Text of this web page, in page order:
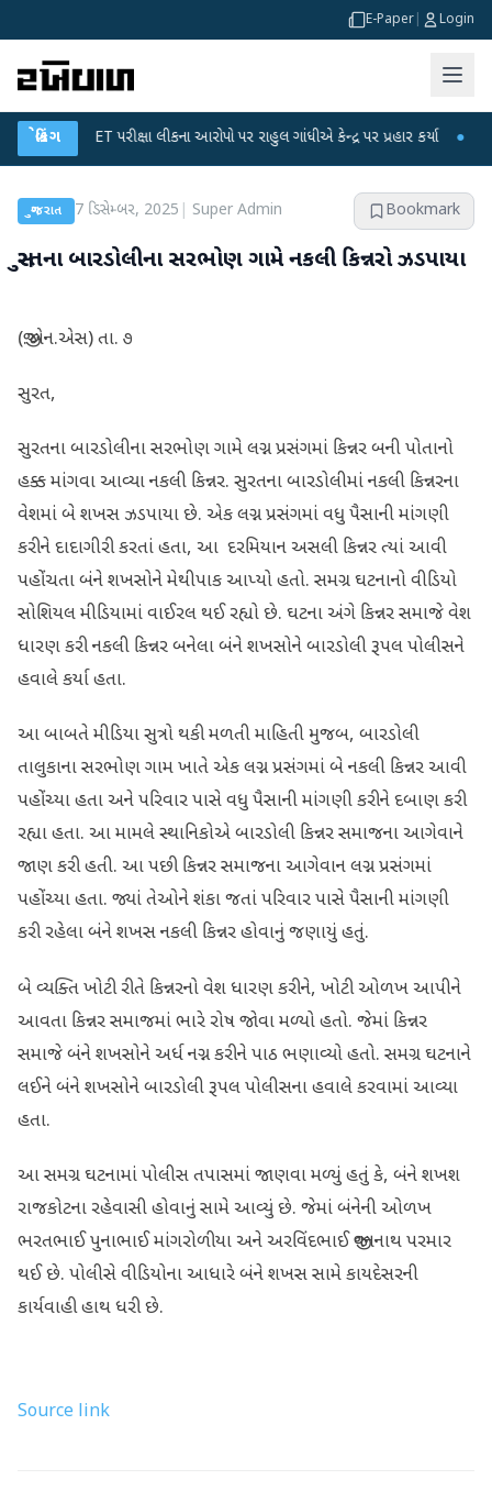
E-Paper Login
બ્રેકિંગ
NET પરીક્ષા લીકના આરોપો પર રાહુલ ગાંધીએ કેન્દ્ર પર પ્રહાર કર્યા ●
ગુજરાત 7 ડિસેમ્બર, 2025 Super Admin Bookmark
સુરતના બારડોલીના સરભોણ ગામે નકલી કિન્નરો ઝડપાયા
(જી.એન.એસ) તા. ૭
સુરત,
સુરતના બારડોલીના સરભોણ ગામે લગ્ન પ્રસંગમાં કિન્નર બની પોતાનો
હક્ક માંગવા આવ્યા નકલી કિન્નર. સુરતના બારડોલીમાં નકલી કિન્નરના
વેશમાં બે શખસ ઝડપાયા છે. એક લગ્ન પ્રસંગમાં વધુ પૈસાની માંગણી
કરીને દાદાગીરી કરતાં હતા, આ દરમિયાન અસલી કિન્નર ત્યાં આવી
પહોંચતા બંને શખસોને મેથીપાક આપ્યો હતો. સમગ્ર ઘટનાનો વીડિયો
સોશિયલ મીડિયામાં વાઈરલ થઈ રહ્યો છે. ઘટના અંગે કિન્નર સમાજે વેશ
ધારણ કરી નકલી કિન્નર બનેલા બંને શખસોને બારડોલી રૂપલ પોલીસને
હવાલે કર્યા હતા.
આ બાબતે મીડિયા સુત્રો થકી મળતી માહિતી મુજબ, બારડોલી
તાલુકાના સરભોણ ગામ ખાતે એક લગ્ન પ્રસંગમાં બે નકલી કિન્નર આવી
પહોંચ્યા હતા અને પરિવાર પાસે વધુ પૈસાની માંગણી કરીને દબાણ કરી
રહ્યા હતા. આ મામલે સ્થાનિકોએ બારડોલી કિન્નર સમાજના આગેવાને
જાણ કરી હતી. આ પછી કિન્નર સમાજના આગેવાન લગ્ન પ્રસંગમાં
પહોંચ્યા હતા. જ્યાં તેઓને શંકા જતાં પરિવાર પાસે પૈસાની માંગણી
કરી રહેલા બંને શખસ નકલી કિન્નર હોવાનું જણાયું હતું.
બે વ્યક્તિ ખોટી રીતે કિન્નરનો વેશ ધારણ કરીને, ખોટી ઓળખ આપીને
આવતા કિન્નર સમાજમાં ભારે રોષ જોવા મળ્યો હતો. જેમાં કિન્નર
સમાજે બંને શખસોને અર્ધ નગ્ન કરીને પાઠ ભણાવ્યો હતો. સમગ્ર ઘટનાને
લઈને બંને શખસોને બારડોલી રૂપલ પોલીસના હવાલે કરવામાં આવ્યા
હતા.
આ સમગ્ર ઘટનામાં પોલીસ તપાસમાં જાણવા મળ્યું હતું કે, બંને શખશ
રાજકોટના રહેવાસી હોવાનું સામે આવ્યું છે. જેમાં બંનેની ઓળખ
ભરતભાઈ પુનાભાઈ માંગરોળીયા અને અરવિંદભાઈ જીવનનાથ પરમાર
થઈ છે. પોલીસે વીડિયોના આધારે બંને શખસ સામે કાયદેસરની
કાર્યવાહી હાથ ધરી છે.
Source link